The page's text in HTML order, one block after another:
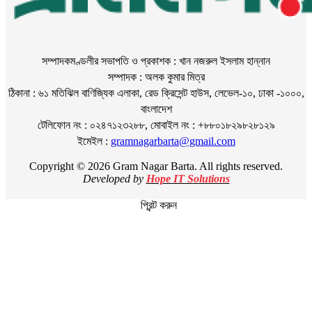
সম্পাদকমণ্ডলীর সভাপতি ও প্রকাশক : খান নজরুল ইসলাম হান্নান
সম্পাদক : অলক কুমার মিত্র
ঠিকানা : ৬১ মতিঝিল বাণিজ্যিক এলাকা, রেড ক্রিসেন্ট হাউস, লেভেল-১০, ঢাকা -১০০০,
বাংলাদেশ
টেলিফোন নং : ০২৪৭১২৩২৮৮, মোবাইল নং : +৮৮০১৮২৯৮২৮১২৯
ইমেইল : gramnagarbarta@gmail.com
Copyright © 2026 Gram Nagar Barta. All rights reserved.
Developed by Hope IT Solutions
প্রিন্ট করুন